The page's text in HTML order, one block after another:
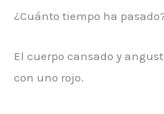
¿Cuánto tiempo ha
El cuerpo cansado y
con uno rojo.